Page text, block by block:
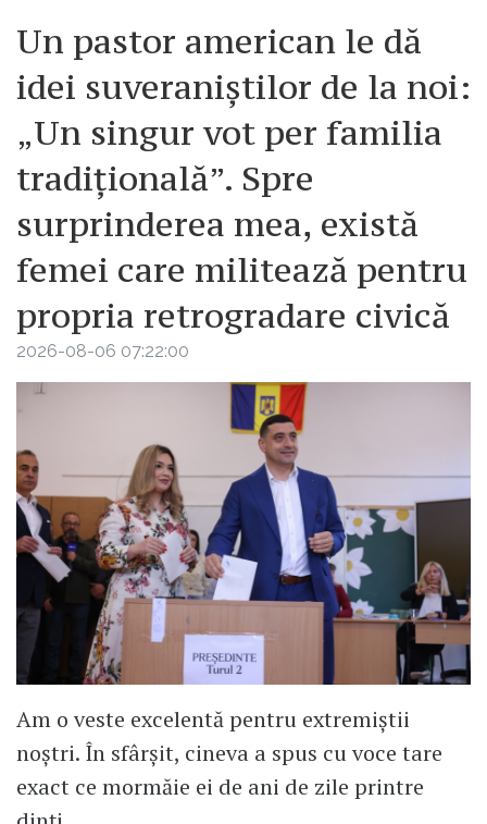
Un pastor american le dă
idei suveraniștilor de la noi:
„Un singur vot per familia
tradițională”. Spre
surprinderea mea, există
femei care militează pentru
propria retrogradare civică
2026-08-06 07:22:00
Am o veste excelentă pentru extremiștii
noștri. În sfârșit, cineva a spus cu voce tare
exact ce mormăie ei de ani de zile printre